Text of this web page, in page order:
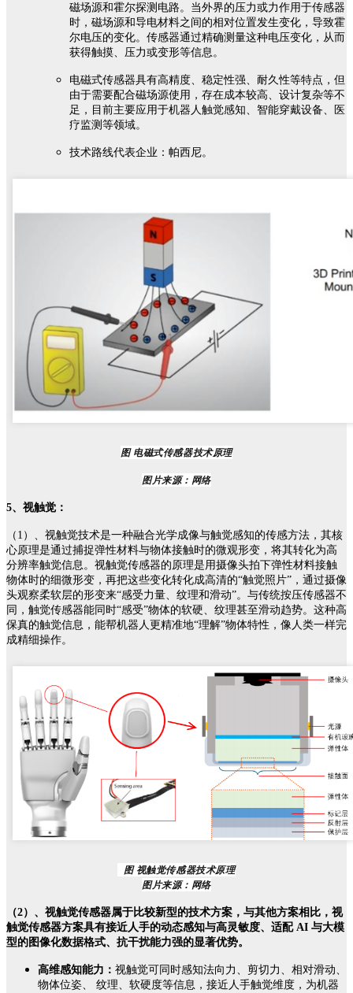
磁场源和霍尔探测电路。当外界的压力或力作用于传感器
时，磁场源和导电材料之间的相对位置发生变化，导致霍
尔电压的变化。传感器通过精确测量这种电压变化，从而
获得触摸、压力或变形等信息。
电磁式传感器具有高精度、稳定性强、耐久性等特点，但
由于需要配合磁场源使用，存在成本较高、设计复杂等不
足，目前主要应用于机器人触觉感知、智能穿戴设备、医
疗监测等领域。
技术路线代表企业：帕西尼。
图 电磁式传感器技术原理
图片来源：网络
5、视触觉：
（1）、视触觉技术是一种融合光学成像与触觉感知的传感方法，其核
心原理是通过捕捉弹性材料与物体接触时的微观形变，将其转化为高
分辨率触觉信息。视触觉传感器的原理是用摄像头拍下弹性材料接触
物体时的细微形变，再把这些变化转化成高清的“触觉照片”，通过摄像
头观察柔软层的形变来“感受力量、纹理和滑动”。与传统按压传感器不
同，触觉传感器能同时“感受”物体的软硬、纹理甚至滑动趋势。这种高
保真的触觉信息，能帮机器人更精准地“理解”物体特性，像人类一样完
成精细操作。
图 视触觉传感器技术原理
图片来源：网络
（2）、视触觉传感器属于比较新型的技术方案，与其他方案相比，视
触觉传感器方案具有接近人手的动态感知与高灵敏度、适配 AI 与大模
型的图像化数据格式、抗干扰能力强的显著优势。
高维感知能力： 视触觉可同时感知法向力、剪切力、相对滑动、
物体位姿、 纹理、软硬度等信息，接近人手触觉维度，为机器